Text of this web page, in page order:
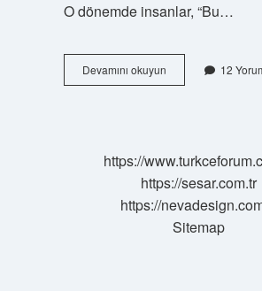
O dönemde insanlar, “Bu…
Devamını okuyunBinance
minimum
12
https://
https://sesar.com.tr
https://
Sitemap